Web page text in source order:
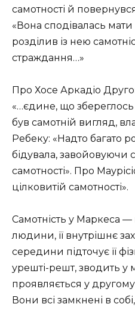
самотності й
«Вона сподівалась
розділив із нею
страждання…»
Про Хосе Аркадіо
«…єдине, що
був самотній вигляд,
Ребеку: «Надто багато
бідувала, завойовуючи
самотності». Про
цілковитій самотності».
Самотність у Маркеса —
людини, її внутрішнє
середини підточує її
урешті-решт, зводить у
проявляється у другому
Вони всі замкнені в